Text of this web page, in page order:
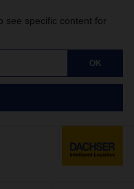
see specific content for
OK